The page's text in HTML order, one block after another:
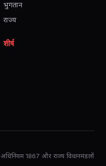
भुगतान
राज्य
शीर्ष
1867 और राज्य विधानमंडलों